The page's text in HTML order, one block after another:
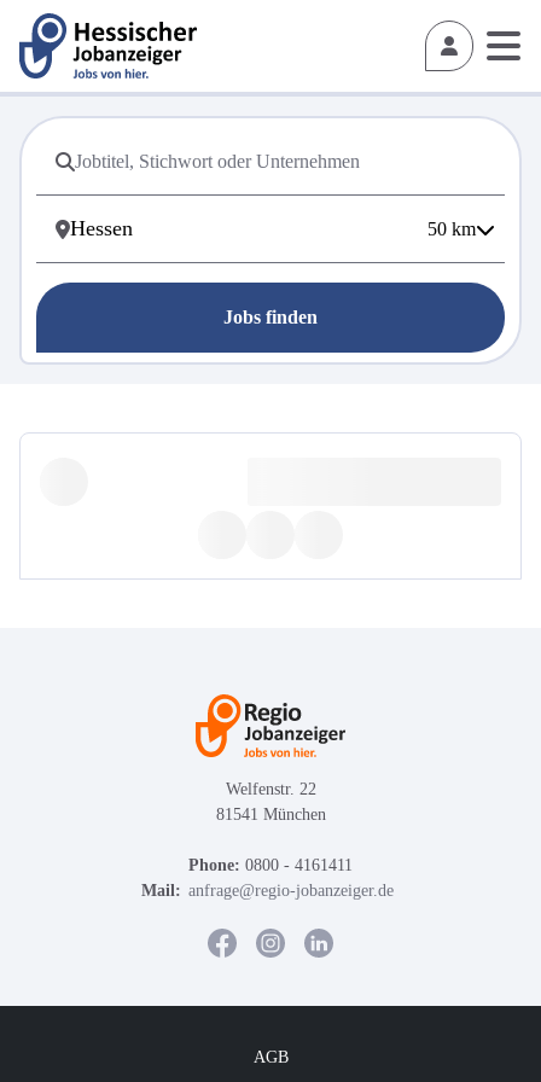
50 km
Jobs finden
Welfenstr. 22
81541 München
Phone: 0800 - 4161411
Mail: anfrage@regio-jobanzeiger.de
AGB